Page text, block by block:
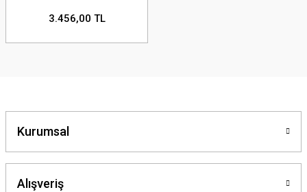
3.456,00 TL
Kurumsal
Alışveriş